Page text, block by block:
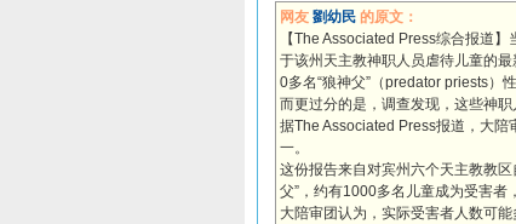
网友 劉幼民的原文：
【The Associated Press综合报道
于该州天主教神职人员虐待儿童的
0多名“狼神父”（predator priests）性
而更过分的是，调查发现，这些神
据The Associated Press报道，大陪
一。
这份报告来自对宾州六个天主教教
父”，约有1000多名儿童成为受害者
大陪审团认为，实际受害者人数可能